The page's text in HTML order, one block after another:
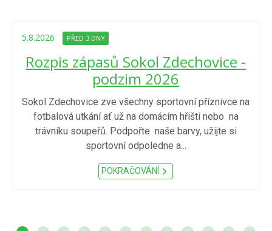
5.8.2026 PŘED 3 DNY
Rozpis zápasů Sokol Zdechovice -
podzim 2026
Sokol Zdechovice zve všechny sportovní příznivce na
fotbalová utkání ať už na domácím hřišti nebo na
trávníku soupeřů. Podpořte naše barvy, užijte si
sportovní odpoledne a...
POKRAČOVÁNÍ